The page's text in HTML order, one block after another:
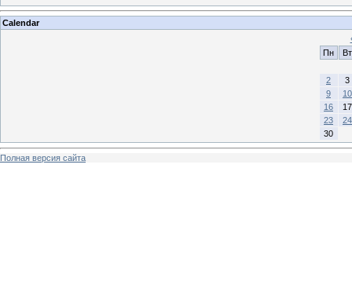
Calendar
Пн
Вт
2
3
9
10
16
17
23
24
30
Полная версия сайта